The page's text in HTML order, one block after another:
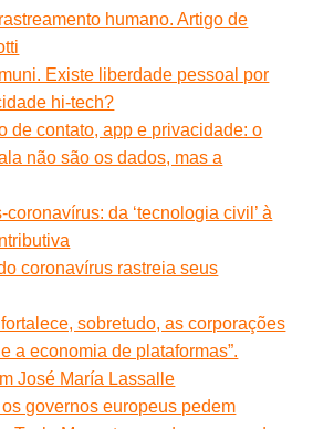
humano. Artigo de
Existe liberdade pessoal por
hi-tech?
de contato, app e privacidade: o
não são os dados, mas a
da ‘tecnologia civil’ à
coronavírus rastreia seus
sobretudo, as corporações
a economia de plataformas”.
José María Lassalle
governos europeus pedem